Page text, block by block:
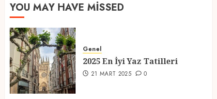
1
21 MART 2025
YOU MAY HAVE MISSED
Genel
2025 En İyi Yaz Tatilleri
21 MART 2025 0